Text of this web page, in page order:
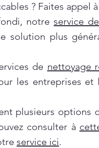
? Faites appel
notreservice
solution plus
de nettoyage
les entreprises et
plusieurs options
consulter à
service ici.